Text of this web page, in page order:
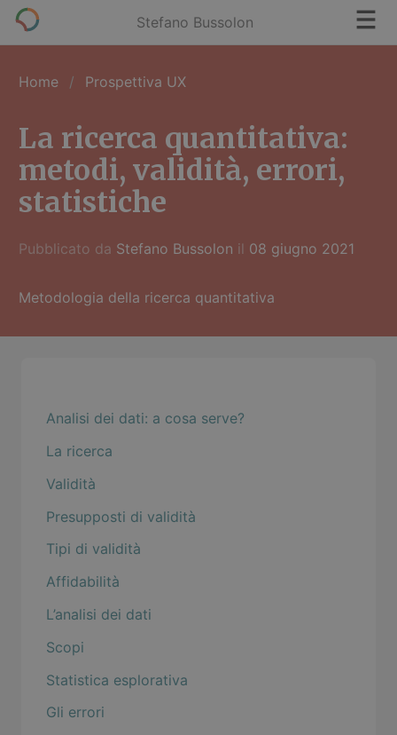
Stefano Bussolon
Home Prospettiva UX
La ricerca quantitativa:
metodi, validità, errori,
statistiche
Pubblicato da Stefano Bussolon il 08 giugno 2021
Metodologia della ricerca quantitativa
Analisi dei dati: a cosa serve?
La ricerca
Validità
Presupposti di validità
Tipi di validità
Affidabilità
L’analisi dei dati
Scopi
Statistica esplorativa
Gli errori